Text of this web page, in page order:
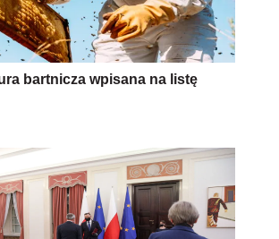
bartnicza wpisana na listę